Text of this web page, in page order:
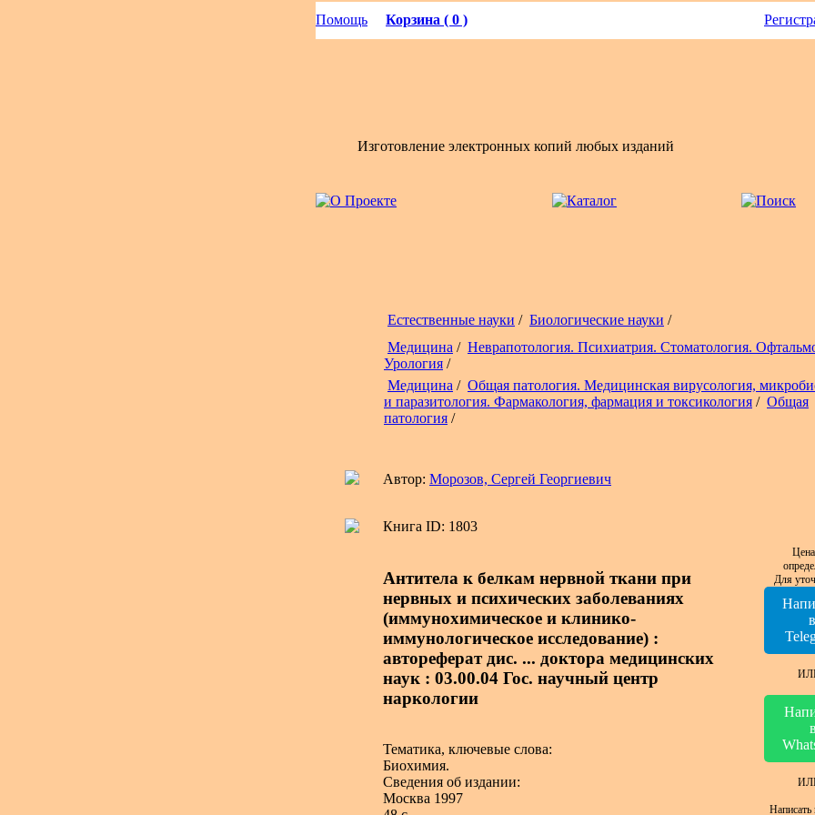
Помощь Корзина ( 0 )
Изготовление электронных копий любых изданий
Естественные науки / Биологические науки /
Медицина / Неврапотология. Психиатрия. Стоматология.
Урология /
Медицина / Общая патология. Медицинская вирусология,
и паразитология. Фармакология, фармация и токсикология / Общая
патология /
Автор: Морозов, Сергей Георгиевич
Книга ID: 1803
Антитела к белкам нервной ткани при
нервных и психических заболеваниях
(иммунохимическое и клинико-
иммунологическое исследование) :
автореферат дис. ... доктора медицинских
наук : 03.00.04 Гос. научный центр
наркологии
Тематика, ключевые слова:
Биохимия.
Сведения об издании:
Москва 1997
Для
в
в
Написать